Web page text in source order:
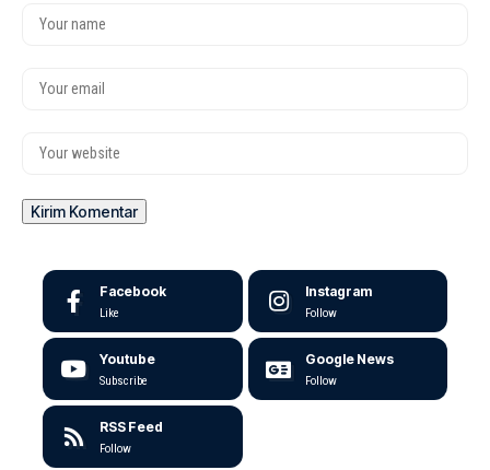
Facebook
Like
Instagram
Follow
Youtube
Subscribe
Google News
Follow
RSS Feed
Follow